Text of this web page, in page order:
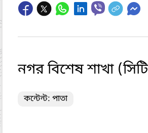
নগর বিশেষ শাখা
কন্টেন্ট: পাতা